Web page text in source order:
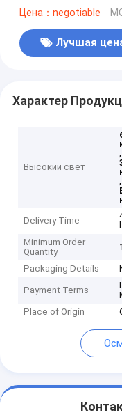
Цена：negotiable
Лучшая
Характер
Высокий свет
,
,
Delivery Time
Minimum Order
Quantity
Packaging Details
Payment Terms
Place of Origin